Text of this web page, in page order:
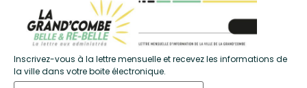
Inscrivez-vous à la lettre mensuelle et recevez les informations de
la ville dans votre boite électronique.